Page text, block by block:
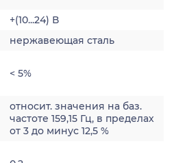
+(10...24) В
нержавеющая сталь
< 5%
относит. значения на баз.
частоте 159,15 Гц, в пределах
от 3 до минус 12,5 %